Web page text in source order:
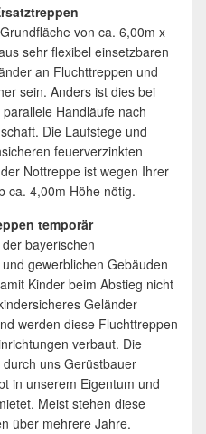
von ca. 6,00m x
sehr flexibel einsetzbaren
an Fluchttreppen und
sein. Anders ist dies bei
Handläufe nach
Die Laufstege und
feuerverzinkten
Nottreppe ist wegen Ihrer
ca. 4,00m Höhe nötig.
temporär
bayerischen
gewerblichen Gebäuden
Kinder beim Abstieg nicht
Geländer
werden diese Fluchttreppen
verbaut. Die
uns Gerüstbauer
in unserem Eigentum und
Meist stehen diese
über mehrere Jahre.